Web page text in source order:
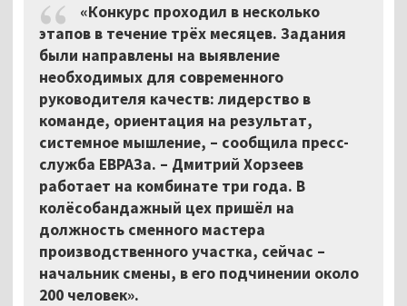
«Конкурс проходил в несколько
этапов в течение трёх месяцев. Задания
были направлены на выявление
необходимых для современного
руководителя качеств: лидерство в
команде, ориентация на результат,
системное мышление, – сообщила пресс-
служба ЕВРАЗа. – Дмитрий Хорзеев
работает на комбинате три года. В
колёсобандажный цех пришёл на
должность сменного мастера
производственного участка, сейчас –
начальник смены, в его подчинении около
200 человек».